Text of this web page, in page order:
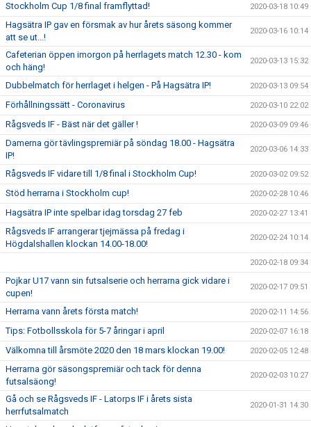
Stockholm Cup 1/8 final framflyttad! 2020-03-18 10:49
Hagsätra IP gav en försmak av hur årets säsong kommer
att se ut...!
2020-03-16 10:14
Cafeterian öppen imorgon på herrlagets match 12.30 - kom
och häng!
2020-03-13 15:32
Dubbelmatch för herrlaget i helgen - På Hagsätra IP! 2020-03-13 09:54
Förhållningssätt - Coronavirus 2020-03-10 22:02
Rågsveds IF - Bäst när det gäller ! 2020-03-09 09:46
Damerna gör tävlingspremiär på söndag 18.00 - Hagsätra
IP!
2020-03-06 14:33
Rågsveds IF vidare till 1/8 final i Stockholm Cup! 2020-03-02 09:52
Stöd herrarna i Stockholm cup! 2020-02-28 10:46
Hagsätra IP inte spelbar idag torsdag 27 feb 2020-02-27 13:41
Rågsveds IF arrangerar tjejmässa på fredag i
Högdalshallen klockan 14.00-18.00!
2020-02-24 10:14
2020-02-18 09:34
Pojkar U17 vann sin futsalserie och herrarna gick vidare i
cupen!
2020-02-17 09:51
Herrarna vann årets första match! 2020-02-11 14:56
Tips: Fotbollsskola för 5-7 åringar i april 2020-02-07 16:18
Välkomna till årsmöte 2020 den 18 mars klockan 19.00! 2020-02-05 12:48
Herrarna gör säsongspremiär och tack för denna
futsalsäong!
2020-02-03 10:27
Gå och se Rågsveds IF - Latorps IF i årets sista
herrfutsalmatch
2020-01-31 14:30